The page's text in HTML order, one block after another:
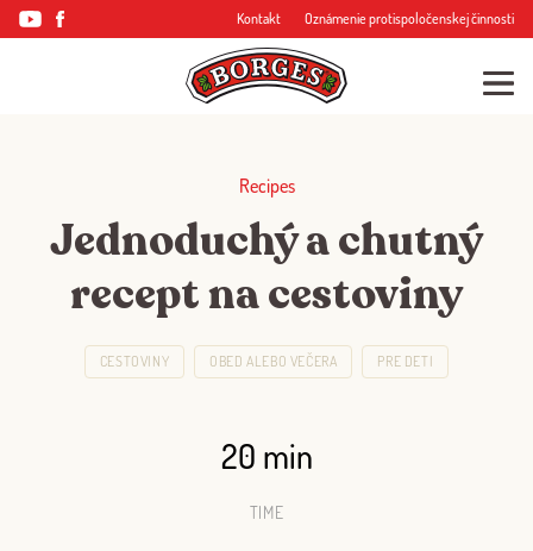
Kontakt Oznámenie protispoločenskej činnosti
Recipes
Jednoduchý a chutný
recept na cestoviny
CESTOVINY OBED ALEBO VEČERA PRE DETI
20 min
TIME